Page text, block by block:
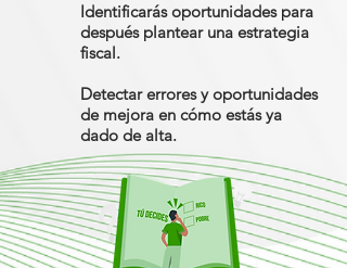
Identificarás oportunidades para
después plantear una estrategia
fiscal.
Detectar errores y oportunidades
de mejora en cómo estás ya
dado de alta.